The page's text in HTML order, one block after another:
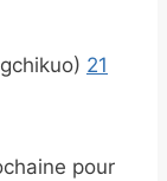
21
pour